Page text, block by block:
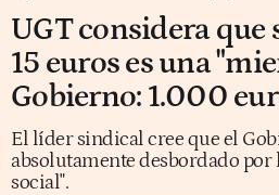
UGT considera que
15 euros es una
Gobierno: 1.000
El líder sindical cree que el
absolutamente desbordado
social".